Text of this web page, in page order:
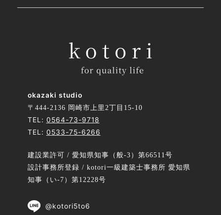
okazaki studio
〒444-2136 岡崎市上里2丁目15-10
TEL: 0564-73-9718
TEL: 0533-75-6266
建設業許可 / 愛知県知事（般-3）第66511号
設計事務所登録 / kotori一級建築士事務所 愛知県
知事（い-7）第12228号
@kotori5to6